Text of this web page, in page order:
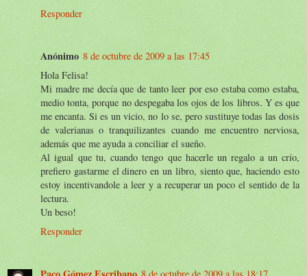
Responder
Anónimo 8 de octubre de 2009 a las 17:45
Hola Felisa!
Mi madre me decía que de tanto leer por eso estaba como estaba,
medio tonta, porque no despegaba los ojos de los libros. Y es que
me encanta. Si es un vicio, no lo se, pero sustituye todas las dosis
de valerianas o tranquilizantes cuando me encuentro nerviosa,
además que me ayuda a conciliar el sueño.
Al igual que tu, cuando tengo que hacerle un regalo a un crío,
prefiero gastarme el dinero en un libro, siento que, haciendo esto
estoy incentivandole a leer y a recuperar un poco el sentido de la
lectura.
Un beso!
Responder